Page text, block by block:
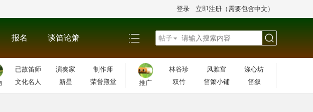
登录 立即注册（需要包含中文）
报名 谈笛论箫 帖子
已故笛师 演奏家
制作师
文化名人
新星 荣誉殿堂 推广
林谷珍 风雅宫
涤心坊
双竹
笛箫小铺 笛叙